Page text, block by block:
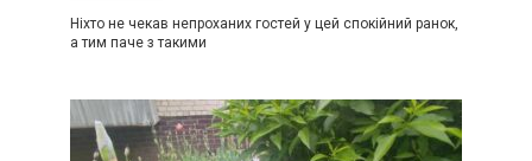
Ніхто не чекав непроханих гостей у цей спокійний ранок,
а тим паче з такими